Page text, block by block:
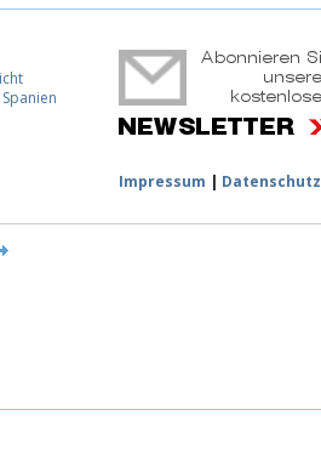
Impressum | Datenschutz